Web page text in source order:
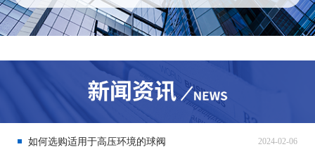
如何选购适用于高压环境的球阀 2024-02-06